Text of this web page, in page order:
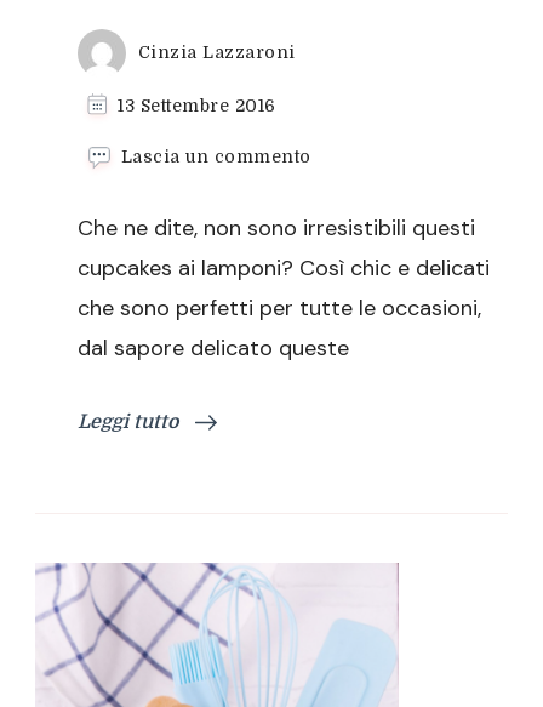
Cinzia Lazzaroni
13 Settembre 2016
Lascia un commento
lamponi
Che ne dite, non sono irresistibili questi
cupcakes ai lamponi? Così chic e delicati
che sono perfetti per tutte le occasioni,
dal sapore delicato queste
Leggi tutto